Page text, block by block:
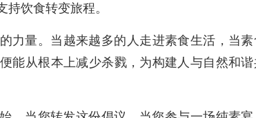
饮食转变旅程。
力量。当越来越多的人走进素食生活，当素
能从根本上减少杀戮，为构建人与自然和